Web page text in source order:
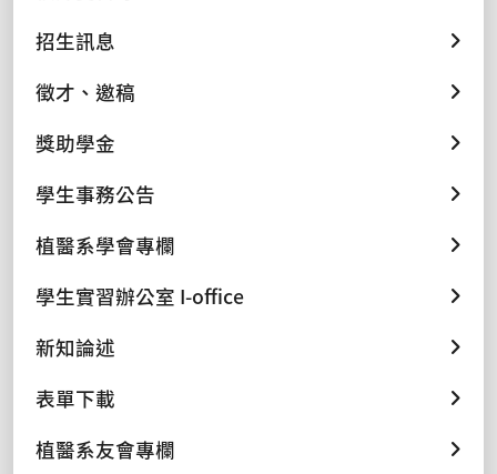
招生訊息
徵才、邀稿
獎助學金
學生事務公告
植醫系學會專欄
學生實習辦公室 I-office
新知論述
表單下載
植醫系友會專欄